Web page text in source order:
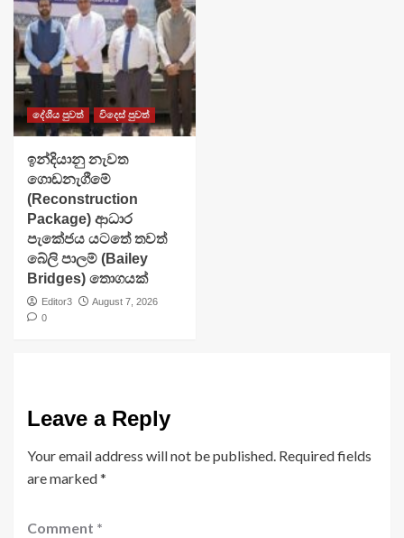
දේශීය පුවත් විදෙස් පුවත්
ඉන්දියානු නැවත
ගොඩනැගීමේ
(Reconstruction
Package) ආධාර
පැකේජය යටතේ තවත්
බේලි පාලම් (Bailey
Bridges) තොගයක්
Editor3
August 7, 2026
0
Leave a Reply
Your email address will not be published. Required fields
are marked*
Comment *